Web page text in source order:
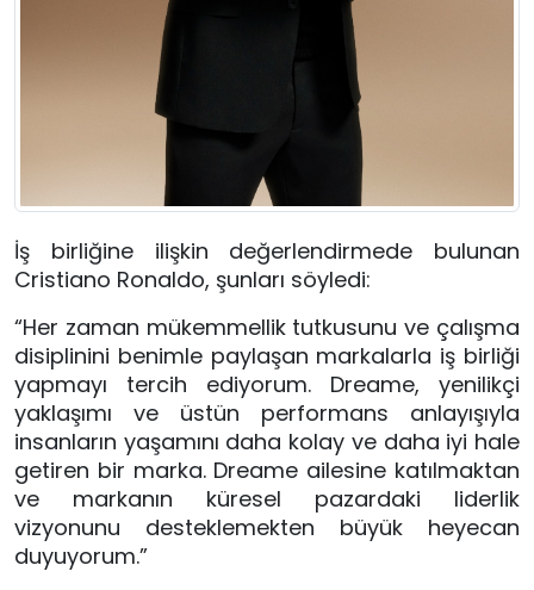
İş birliğine ilişkin değerlendirmede bulunan
Cristiano Ronaldo, şunları söyledi:
“Her zaman mükemmellik tutkusunu ve çalışma
disiplinini benimle paylaşan markalarla iş birliği
yapmayı tercih ediyorum. Dreame, yenilikçi
yaklaşımı ve üstün performans anlayışıyla
insanların yaşamını daha kolay ve daha iyi hale
getiren bir marka. Dreame ailesine katılmaktan
ve markanın küresel pazardaki liderlik
vizyonunu desteklemekten büyük heyecan
duyuyorum.”